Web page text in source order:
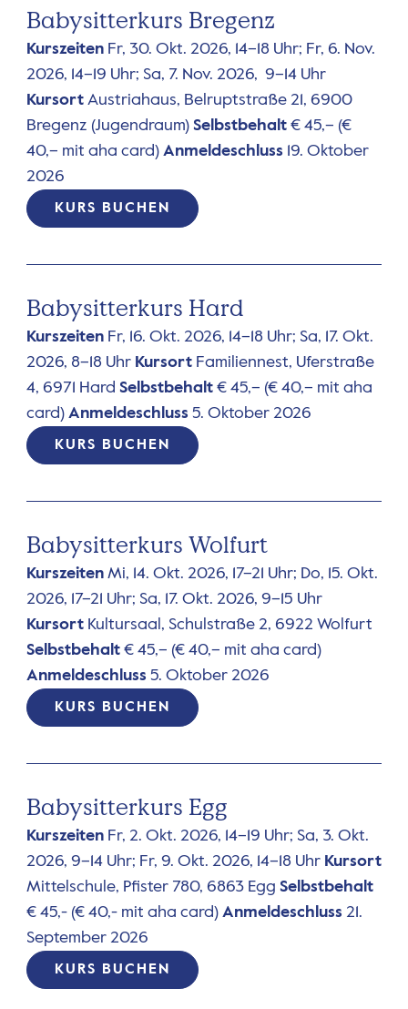
Babysitterkurs Bregenz
KurszeitenFr, 30. Okt. 2026, 14–18 Uhr; Fr, 6. Nov.
2026, 14–19 Uhr; Sa, 7. Nov. 2026, 9–14 Uhr
Kursort Austriahaus, Belruptstraße 21, 6900
Bregenz (Jugendraum) Selbstbehalt€ 45,– (€
40,– mit aha card) Anmeldeschluss 19. Oktober
2026
KURS BUCHEN
Babysitterkurs Hard
KurszeitenFr, 16. Okt. 2026, 14–18 Uhr; Sa, 17. Okt.
2026, 8–18 Uhr Kursort Familiennest, Uferstraße
4, 6971 Hard Selbstbehalt€ 45,– (€ 40,– mit aha
card) Anmeldeschluss 5. Oktober 2026
KURS BUCHEN
Babysitterkurs Wolfurt
KurszeitenMi, 14. Okt. 2026, 17–21 Uhr; Do, 15. Okt.
2026, 17–21 Uhr; Sa, 17. Okt. 2026, 9–15 Uhr
Kursort Kultursaal, Schulstraße 2, 6922 Wolfurt
Selbstbehalt€ 45,– (€ 40,– mit aha card)
Anmeldeschluss 5. Oktober 2026
KURS BUCHEN
Babysitterkurs Egg
KurszeitenFr, 2. Okt. 2026, 14–19 Uhr; Sa, 3. Okt.
2026, 9–14 Uhr; Fr, 9. Okt. 2026, 14–18 Uhr Kursort
Mittelschule, Pfister 780, 6863 Egg Selbstbehalt
€ 45,- (€ 40,- mit aha card) Anmeldeschluss 21.
September 2026
KURS BUCHEN